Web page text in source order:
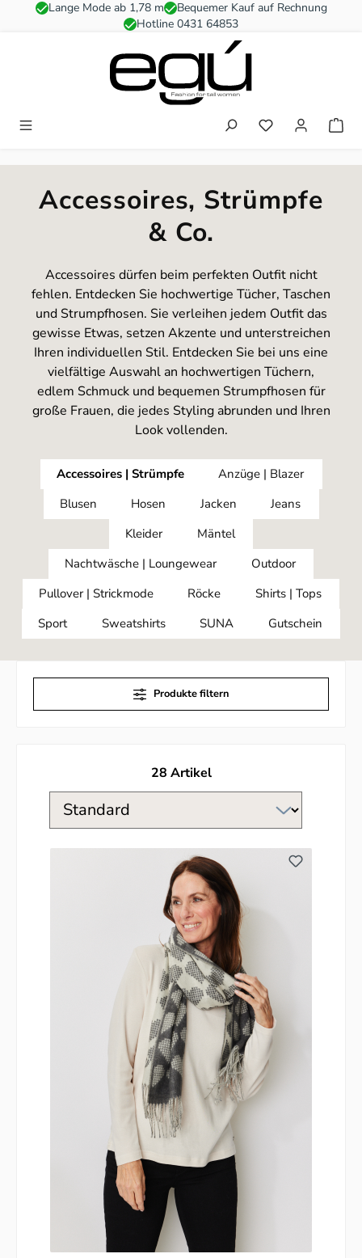
Zum Hauptinhalt springen
Lange Mode ab 1,78 m
Bequemer Kauf auf Rechnung
Hotline 0431 64853
Du hast 0
Accessoires, Strümpfe
& Co.
Accessoires dürfen beim perfekten Outfit nicht
fehlen. Entdecken Sie hochwertige Tücher, Taschen
und Strumpfhosen. Sie verleihen jedem Outfit das
gewisse Etwas, setzen Akzente und unterstreichen
Ihren individuellen Stil. Entdecken Sie bei uns eine
vielfältige Auswahl an hochwertigen Tüchern,
edlem Schmuck und bequemen Strumpfhosen für
große Frauen, die jedes Styling abrunden und Ihren
Look vollenden.
Accessoires | Strümpfe
Anzüge | Blazer
Blusen
Hosen Jacken
Jeans
Kleider
Mäntel
Nachtwäsche | Loungewear
Outdoor
Pullover | Strickmode
Röcke
Shirts | Tops
Sport
Sweatshirts SUNA Gutschein
Produkte filtern
28 Artikel